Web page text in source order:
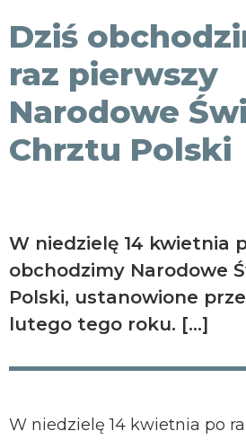
Dziś
raz pierwszy
Narodowe
Chrztu Polski
W niedzielę 14 kwietnia
obchodzimy Narodowe
Polski, ustanowione
lutego tego roku. […]
W niedzielę 14 kwietnia po